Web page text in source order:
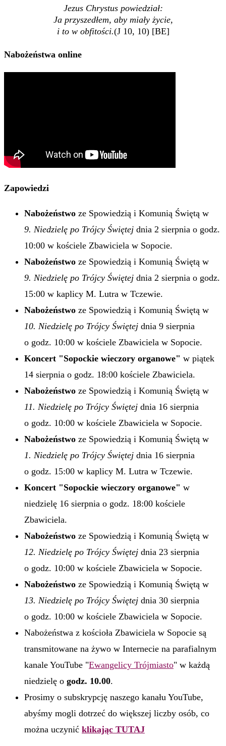
Jezus Chrystus powiedział:
Ja przyszedłem, aby miały życie,
i to w obfitości.(J 10, 10) [BE]
Nabożeństwa online
Zapowiedzi
Nabożeństwo ze Spowiedzią i Komunią Świętą w
9. Niedzielę po Trójcy Świętej dnia 2 sierpnia o godz.
10:00 w kościele Zbawiciela w Sopocie.
Nabożeństwo ze Spowiedzią i Komunią Świętą w
9. Niedzielę po Trójcy Świętej dnia 2 sierpnia o godz.
15:00 w kaplicy M. Lutra w Tczewie.
Nabożeństwo ze Spowiedzią i Komunią Świętą w
10. Niedzielę po Trójcy Świętej dnia 9 sierpnia
o godz. 10:00 w kościele Zbawiciela w Sopocie.
Koncert "Sopockie wieczory organowe" w piątek
14 sierpnia o godz. 18:00 kościele Zbawiciela.
Nabożeństwo ze Spowiedzią i Komunią Świętą w
11. Niedzielę po Trójcy Świętej dnia 16 sierpnia
o godz. 10:00 w kościele Zbawiciela w Sopocie.
Nabożeństwo ze Spowiedzią i Komunią Świętą w
1. Niedzielę po Trójcy Świętej dnia 16 sierpnia
o godz. 15:00 w kaplicy M. Lutra w Tczewie.
Koncert "Sopockie wieczory organowe" w
niedzielę 16 sierpnia o godz. 18:00 kościele
Zbawiciela.
Nabożeństwo ze Spowiedzią i Komunią Świętą w
12. Niedzielę po Trójcy Świętej dnia 23 sierpnia
o godz. 10:00 w kościele Zbawiciela w Sopocie.
Nabożeństwo ze Spowiedzią i Komunią Świętą w
13. Niedzielę po Trójcy Świętej dnia 30 sierpnia
o godz. 10:00 w kościele Zbawiciela w Sopocie.
Nabożeństwa z kościoła Zbawiciela w Sopocie są
transmitowane na żywo w Internecie na parafialnym
kanale YouTube "Ewangelicy Trójmiasto" w każdą
niedzielę o godz. 10.00.
Prosimy o subskrypcję naszego kanału YouTube,
abyśmy mogli dotrzeć do większej liczby osób, co
można uczynić klikając TUTAJ